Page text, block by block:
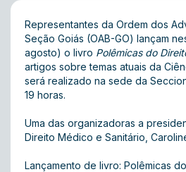
Representantes da Ordem dos
Seção Goiás (OAB-GO) lançam
agosto) o livro Polêmicas do
artigos sobre temas atuais da
será realizado na sede da
19 horas.
Uma das organizadoras a
Direito Médico e Sanitário,
Lançamento de livro: Polêmicas